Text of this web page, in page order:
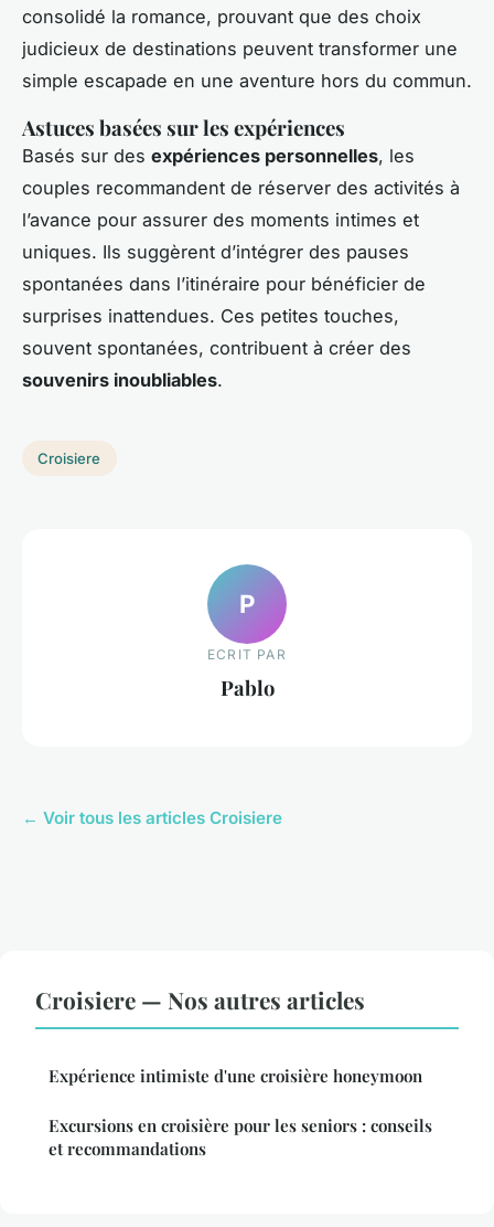
consolidé la romance, prouvant que des choix
judicieux de destinations peuvent transformer une
simple escapade en une aventure hors du commun.
Astuces basées sur les expériences
Basés sur des expériences personnelles, les
couples recommandent de réserver des activités à
l’avance pour assurer des moments intimes et
uniques. Ils suggèrent d’intégrer des pauses
spontanées dans l’itinéraire pour bénéficier de
surprises inattendues. Ces petites touches,
souvent spontanées, contribuent à créer des
souvenirs inoubliables.
Croisiere
P
ECRIT PAR
Pablo
← Voir tous les articles Croisiere
Croisiere — Nos autres articles
Expérience intimiste d'une croisière honeymoon
Excursions en croisière pour les seniors : conseils
et recommandations